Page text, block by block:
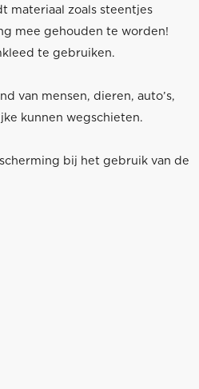
materiaal zoals steentjes
mee gehouden te worden!
te gebruiken.
van mensen, dieren, auto’s,
kunnen wegschieten.
bij het gebruik van de